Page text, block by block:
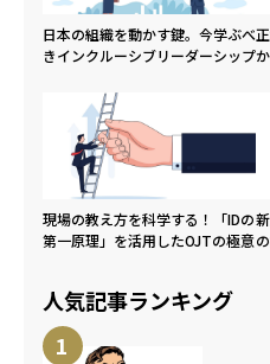
日本の組織を動かす鍵。今学ぶべ
きインクルーシブリーダーシップ
現場の教え方を科学する！「IDの
第一原理」を活用したOJTの極意
人気記事ランキング
1